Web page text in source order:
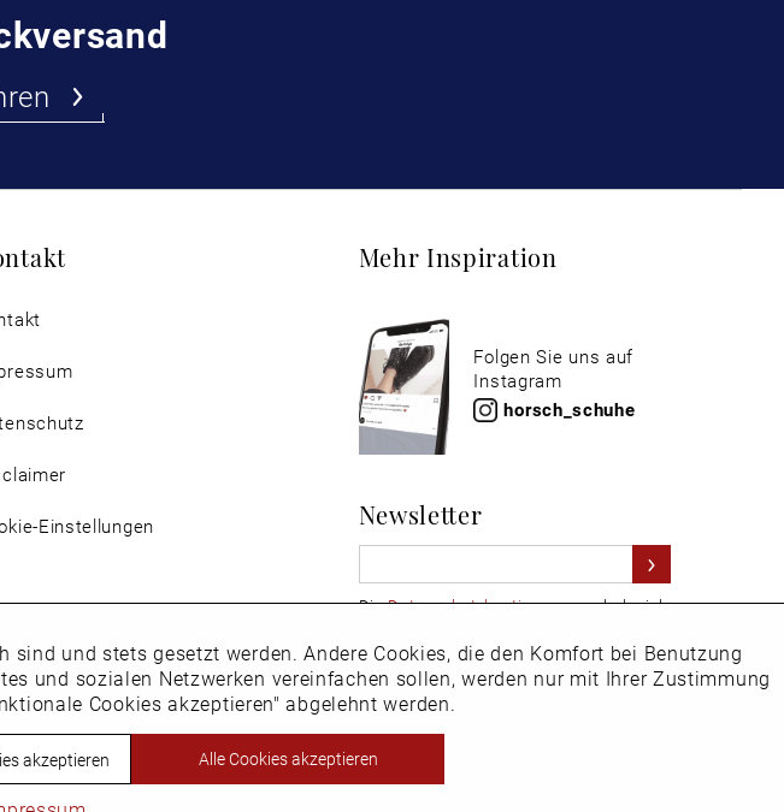
Einstellungen
Mehr Inspiration
Folgen Sie uns auf
Instagram
horsch_schuhe
Newsletter
DieDatenschutzbestimmungenhabe ich
Hiervom Newsletter abmelden.
jeweiligen Lieferlandes. Nicht EU-Ausland steuerbefreit.
Aktiv
und stets gesetzt werden. Andere Cookies, die den Komfort bei Benutzung
und sozialen Netzwerken vereinfachen sollen, werden nur mit Ihrer Zustimmung
Cookies akzeptieren" abgelehnt werden.
akzeptieren Alle Cookies akzeptieren